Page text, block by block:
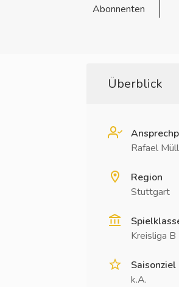
Abonnenten
Überblick
Rafael
Region
Stuttgart
Kreisliga B
Saisonziel
k.A.